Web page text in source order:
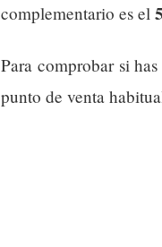
complementario es el 5
Para comprobar si
punto de venta